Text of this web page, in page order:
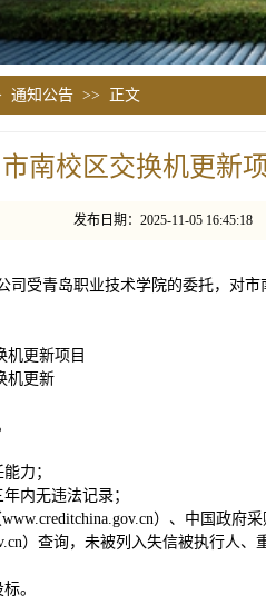
通知公告>> 正文
市南校区交换机更新
发布日期：2025-11-05
司受青岛职业技术学院的委托，对
机更新项目
机更新
力；
内无违法记录；
）、中国政府
）查询，未被列入失信被执行人
。